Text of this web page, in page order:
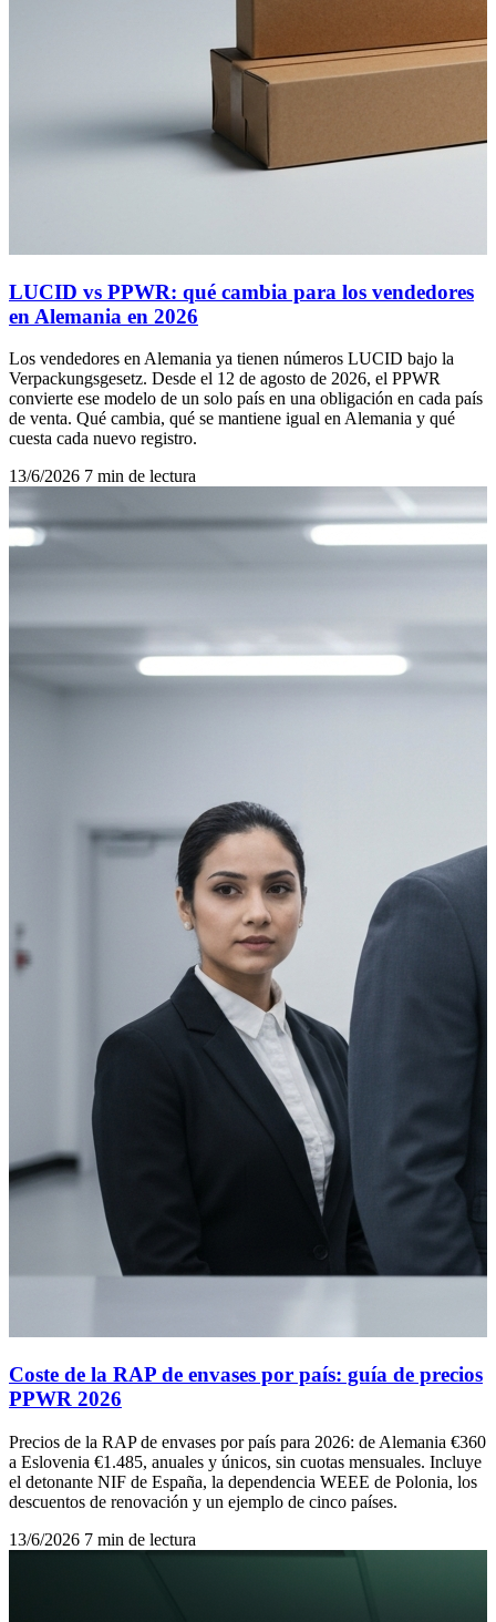
LUCID vs PPWR: qué cambia para los vendedores
en Alemania en 2026
Los vendedores en Alemania ya tienen números LUCID bajo la
Verpackungsgesetz. Desde el 12 de agosto de 2026, el PPWR
convierte ese modelo de un solo país en una obligación en cada país
de venta. Qué cambia, qué se mantiene igual en Alemania y qué
cuesta cada nuevo registro.
13/6/2026 7 min de lectura
Coste de la RAP de envases por país: guía de precios
PPWR 2026
Precios de la RAP de envases por país para 2026: de Alemania €360
a Eslovenia €1.485, anuales y únicos, sin cuotas mensuales. Incluye
el detonante NIF de España, la dependencia WEEE de Polonia, los
descuentos de renovación y un ejemplo de cinco países.
13/6/2026 7 min de lectura